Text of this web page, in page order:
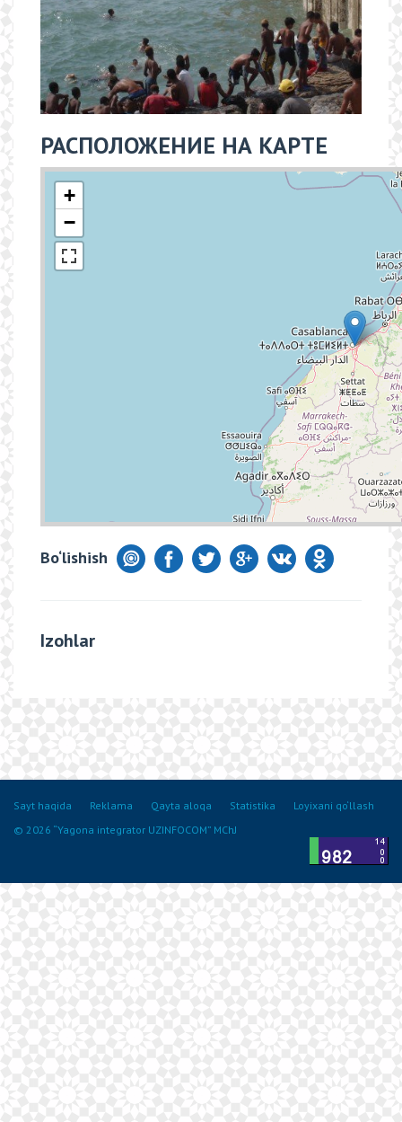
РАСПОЛОЖЕНИЕ НА КАРТЕ
+
−
Bo‘lishish
Izohlar
Sayt haqida Reklama Qayta aloqa Statistika
Loyixani qo‘llash
© 2026 “Yagona integrator UZINFOCOM” MChJ